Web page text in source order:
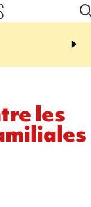
interpellé, coprs
les